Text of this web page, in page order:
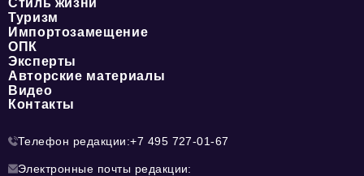
Туризм
Импортозамещение
ОПК
Эксперты
Авторские материалы
Видео
Контакты
Телефон редакции:+7 495 727-01-67
Электронные почты редакции: